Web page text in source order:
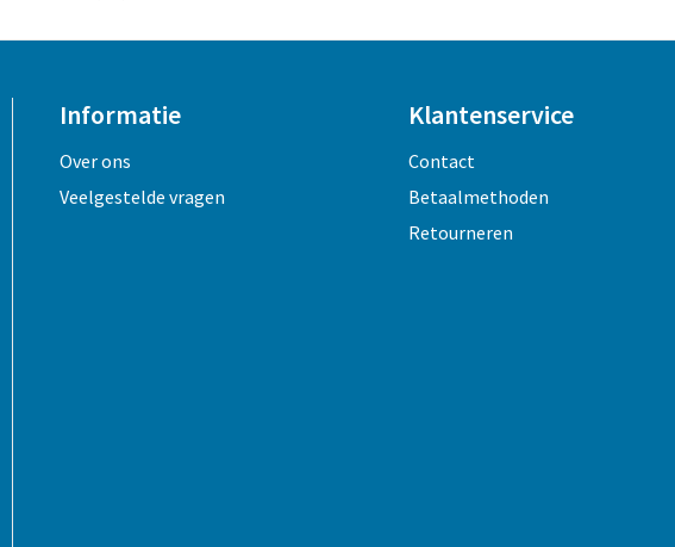
Informatie
Over ons
Veelgestelde vragen
Klantenservice
Contact
Betaalmethoden
Retourneren